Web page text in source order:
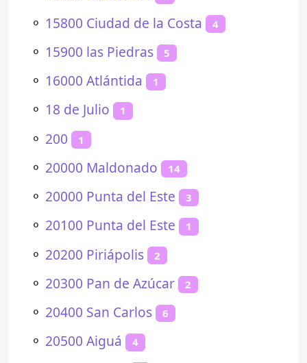
⚬ 15800 Ciudad de la Costa 4
⚬ 15900 las Piedras 5
⚬ 16000 Atlántida 1
⚬ 18 de Julio 1
⚬ 200 1
⚬ 20000 Maldonado 14
⚬ 20000 Punta del Este 3
⚬ 20100 Punta del Este 1
⚬ 20200 Piriápolis 2
⚬ 20300 Pan de Azúcar 2
⚬ 20400 San Carlos 6
⚬ 20500 Aiguá 4